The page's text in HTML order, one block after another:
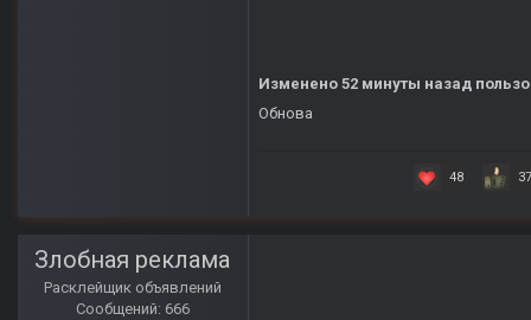
Изменено 52 минуты назад
Обнова
48 37
Злобная реклама
Расклейщик объявлений
Сообщений: 666